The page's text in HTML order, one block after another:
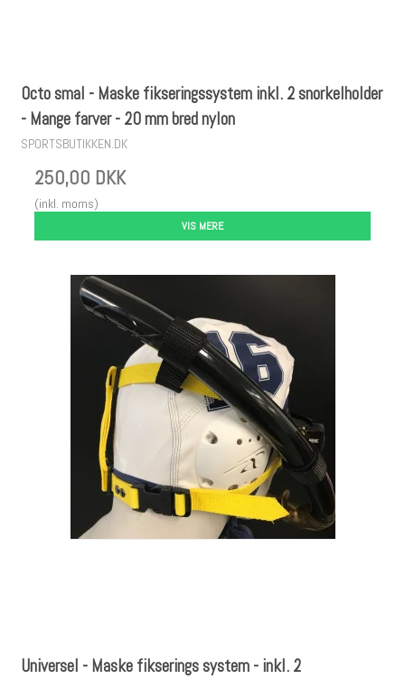
Octo smal - Maske fikseringssystem inkl. 2 snorkelholder
- Mange farver - 20 mm bred nylon
SPORTSBUTIKKEN.DK
250,00 DKK
(inkl. moms)
VIS MERE
Universel - Maske fikserings system - inkl. 2